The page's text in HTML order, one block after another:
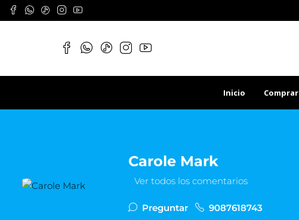
Inicio Comprar
Carole Mark
Ver todos los comentarios
Preguntar 9087618743